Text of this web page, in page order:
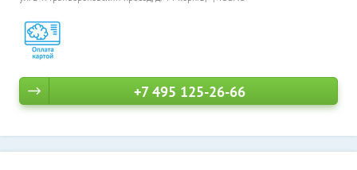
+7 495 125-26-66